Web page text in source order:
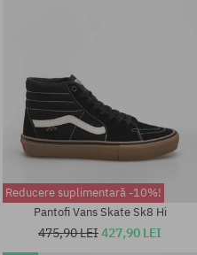
Reducere suplimentară -10%!
Pantofi Vans Skate Sk8 Hi
475,90 LEI427,90 LEI